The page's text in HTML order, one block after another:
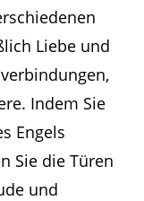
Liebe und
Indem Sie
Engels
Sie die Türen
und